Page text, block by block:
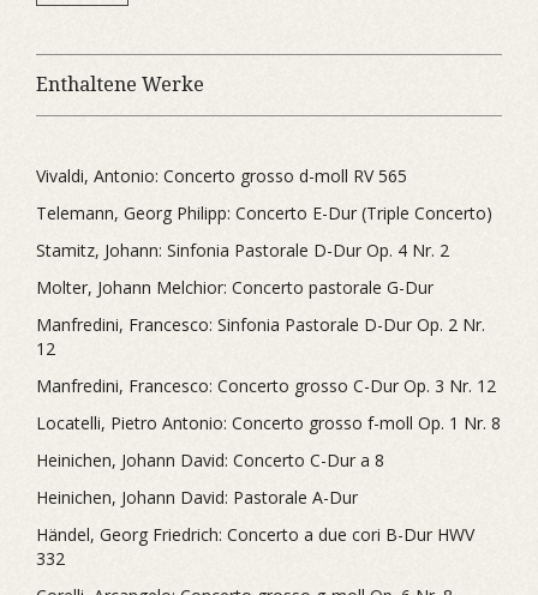
Enthaltene Werke
Vivaldi, Antonio: Concerto grosso d-moll RV 565
Telemann, Georg Philipp: Concerto E-Dur (Triple Concerto)
Stamitz, Johann: Sinfonia Pastorale D-Dur Op. 4 Nr. 2
Molter, Johann Melchior: Concerto pastorale G-Dur
Manfredini, Francesco: Sinfonia Pastorale D-Dur Op. 2 Nr.
12
Manfredini, Francesco: Concerto grosso C-Dur Op. 3 Nr. 12
Locatelli, Pietro Antonio: Concerto grosso f-moll Op. 1 Nr. 8
Heinichen, Johann David: Concerto C-Dur a 8
Heinichen, Johann David: Pastorale A-Dur
Händel, Georg Friedrich: Concerto a due cori B-Dur HWV
332